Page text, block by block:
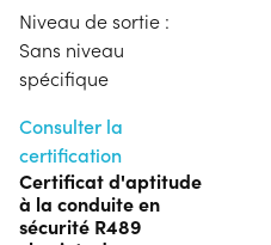
Niveau de sortie :
Sans niveau
spécifique
Consulter la
certification
Certificat d'aptitude
à la conduite en
sécurité R489